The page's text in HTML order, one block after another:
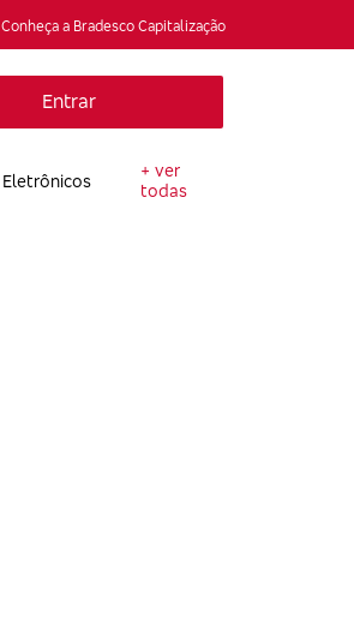
Conheça a Bradesco Capitalização
Entrar
Eletrônicos
+ ver
todas